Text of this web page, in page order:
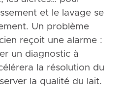
et le lavage se
Un problème
reçoit une alarme :
un diagnostic à
la résolution du
la qualité du lait.